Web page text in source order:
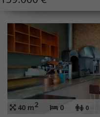
de uso.
EN INMOBILIARIA VIECO,
COMPRADOR.
40 m2 0 0